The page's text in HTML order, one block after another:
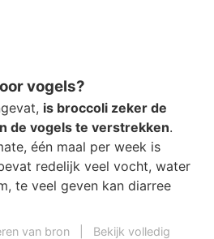
vogels?
is broccoli zeker de
de vogels te verstrekken.
één maal per week is
redelijk veel vocht, water
te veel geven kan diarree
van bron
Bekijk volledig